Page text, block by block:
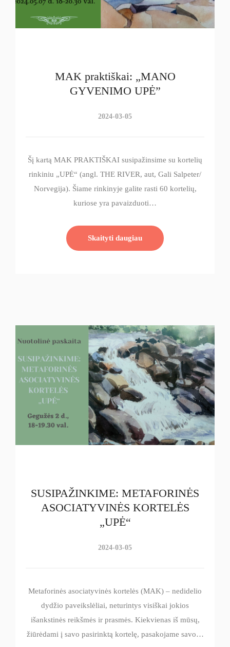
MAK praktiškai: „MANO
GYVENIMO UPĖ”
2024-03-05
Šį kartą MAK PRAKTIŠKAI susipažinsime su kortelių
rinkiniu „UPĖ“ (angl. THE RIVER, aut, Gali Salpeter/
Norvegija). Šiame rinkinyje galite rasti 60 kortelių,
kuriose yra pavaizduoti…
Skaityti daugiau
SUSIPAŽINKIME: METAFORINĖS
ASOCIATYVINĖS KORTELĖS
„UPĖ“
2024-03-05
Metaforinės asociatyvinės kortelės (MAK) – nedidelio
dydžio paveikslėliai, neturintys visiškai jokios
išankstinės reikšmės ir prasmės. Kiekvienas iš mūsų,
žiūrėdami į savo pasirinktą kortelę, pasakojame savo…